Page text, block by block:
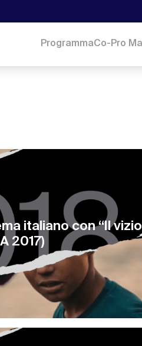
ProgrammaCo-Pro
italiano con “Il vizio
2017)